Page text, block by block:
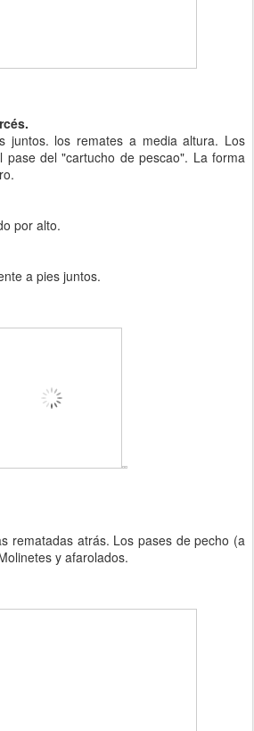
juntos. los remates a media altura. Los
pase del "cartucho de pescao". La forma
por alto.
a pies juntos.
rematadas atrás. Los pases de pecho (a
y afarolados.